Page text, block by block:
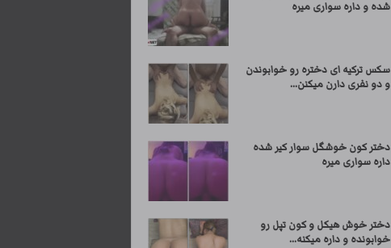
شده و داره سواری میره
سکس ترکیه ای دختره رو خوابوندن
و دو نفری دارن میکنن...
دختر کون خوشگل سوار کیر شده
داره سواری میره
دختر خوش هیکل و کون تپل رو
خوابونده و داره میکنه...